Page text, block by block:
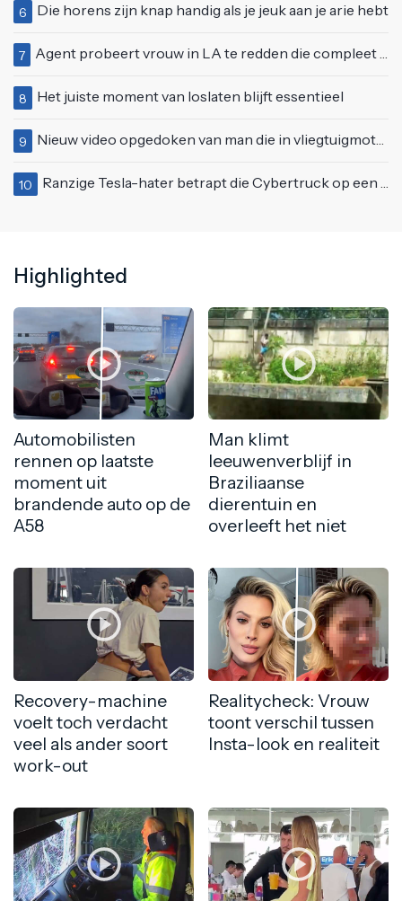
6 Die horens zijn knap handig als je jeuk aan je arie hebt
7 Agent probeert vrouw in LA te redden die compleet van het padje is
8 Het juiste moment van loslaten blijft essentieel
9 Nieuw video opgedoken van man die in vliegtuigmotor springt op vliegveld Milaan
10 Ranzige Tesla-hater betrapt die Cybertruck op een 'speciale bruine coating' trakteert
Highlighted
Automobilisten
rennen op laatste
moment uit
brandende auto op de
A58
Man klimt
leeuwenverblijf in
Braziliaanse
dierentuin en
overleeft het niet
Recovery-machine
voelt toch verdacht
veel als ander soort
work-out
Realitycheck: Vrouw
toont verschil tussen
Insta-look en realiteit